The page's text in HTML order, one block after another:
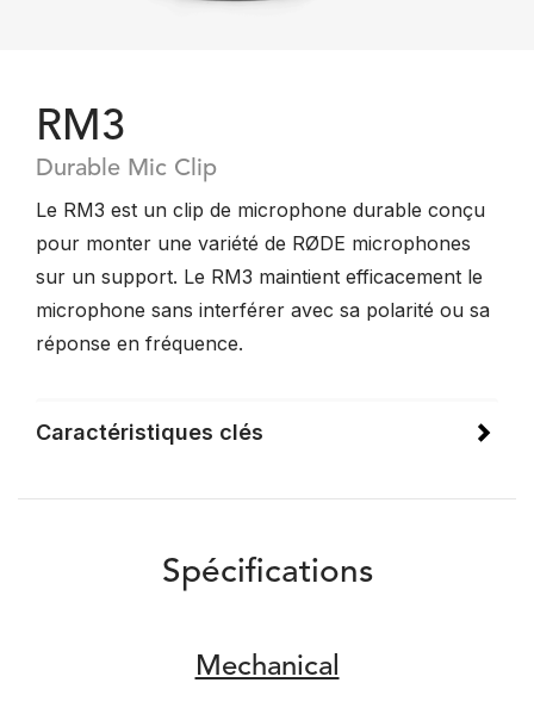
RM3
Durable Mic Clip
Le RM3 est un clip de microphone durable conçu
pour monter une variété de RØDE microphones
sur un support. Le RM3 maintient efficacement le
microphone sans interférer avec sa polarité ou sa
réponse en fréquence.
Caractéristiques clés
Spécifications
Mechanical